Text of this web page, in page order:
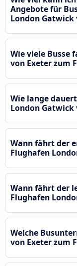
Angebote für
London Gatwick
Wie viele Busse
von Exeter zum
Wie lange
London Gatwick
Wann fährt der
Flughafen
Wann fährt der
Flughafen
Welche
von Exeter zum